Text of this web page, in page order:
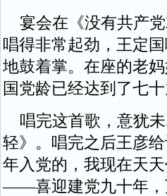
宴会在《没有共产党
唱得非常起劲，王定
地鼓着掌。在座的老
国党龄已经达到了七
唱完这首歌，意犹未
轻》。唱完之后王彦
年入党的，我现在天
——喜迎建党九十年，